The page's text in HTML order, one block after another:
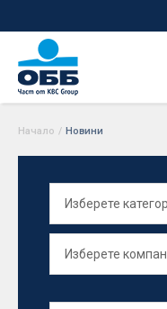
Начало / Новини